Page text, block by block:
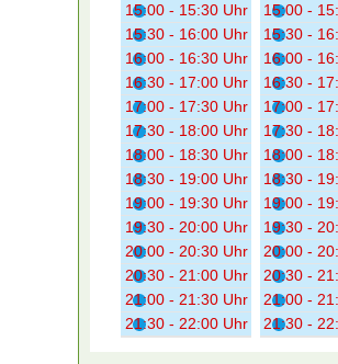
15:00 - 15:30 Uhr
15:30 - 16:00 Uhr
16:00 - 16:30 Uhr
16:30 - 17:00 Uhr
17:00 - 17:30 Uhr
17:30 - 18:00 Uhr
18:00 - 18:30 Uhr
18:30 - 19:00 Uhr
19:00 - 19:30 Uhr
19:30 - 20:00 Uhr
20:00 - 20:30 Uhr
20:30 - 21:00 Uhr
21:00 - 21:30 Uhr
21:30 - 22:00 Uhr
15:00 -
15:30 -
16:00 -
16:30 -
17:00 -
17:30 -
18:00 -
18:30 -
19:00 -
19:30 -
20:00 -
20:30 -
21:00 -
21:30 -